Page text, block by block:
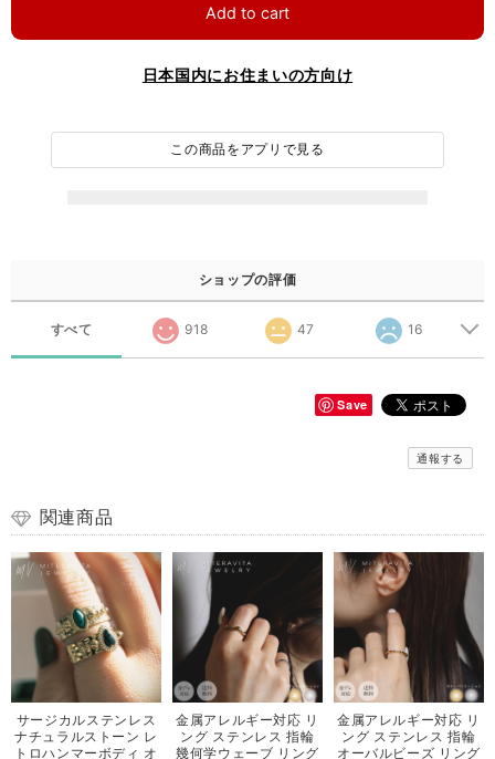
Add to cart
日本国内にお住まいの方向け
この商品をアプリで見る
ショップの評価
すべて 918 47 16
Save
通報する
関連商品
サージカルステンレス
ナチュラルストーン レ
トロハンマーボディ オ
金属アレルギー対応 リ
ング ステンレス 指輪
幾何学ウェーブ リング
金属アレルギー対応 リ
ング ステンレス 指輪
オーバルビーズ リング